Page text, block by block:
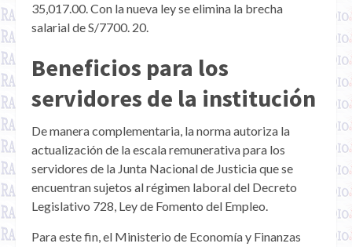
35,017.00. Con la nueva ley se elimina la brecha
salarial de S/7700. 20.
Beneficios para los
servidores de la institución
De manera complementaria, la norma autoriza la
actualización de la escala remunerativa para los
servidores de la Junta Nacional de Justicia que se
encuentran sujetos al régimen laboral del Decreto
Legislativo 728, Ley de Fomento del Empleo.
Para este fin, el Ministerio de Economía y Finanzas